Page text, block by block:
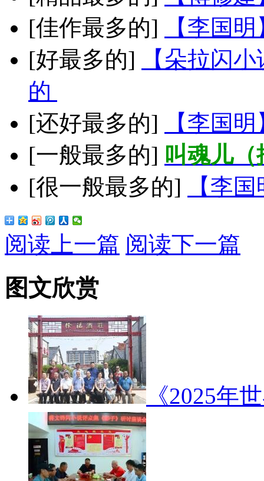
[佳作最多的]
【李国
[好最多的]
【朵拉闪
的
[还好最多的]
【李国
[一般最多的] 叫魂儿
[很一般最多的]
【李
阅读上一篇 阅读下一篇
图文欣赏
《2025年